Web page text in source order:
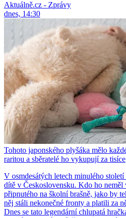
Aktuálně.cz - Zprávy
dnes, 14:30
Tohoto japonského plyšáka mělo
raritou a sběratelé ho vykupují za tisíce
V osmdesátých letech minulého
dítě v Československu. Kdo ho neměl
připnutého na školní brašně, jako by
něj stáli nekonečné fronty a platili za
Dnes se tato legendární chlupatá